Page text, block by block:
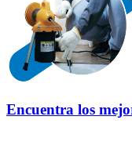
Encuentra los